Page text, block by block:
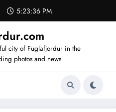
5:23:37 PM
city of Fuglafjordur in the
photos and news